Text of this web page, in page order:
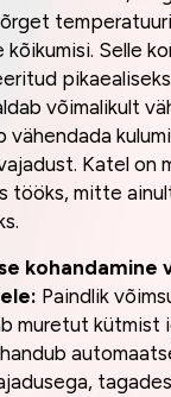
kõikumisi. Selle
võimalikult
vähendada
Katel on
tööks, mitte
kohandamine
Paindlik
muretut kütmist